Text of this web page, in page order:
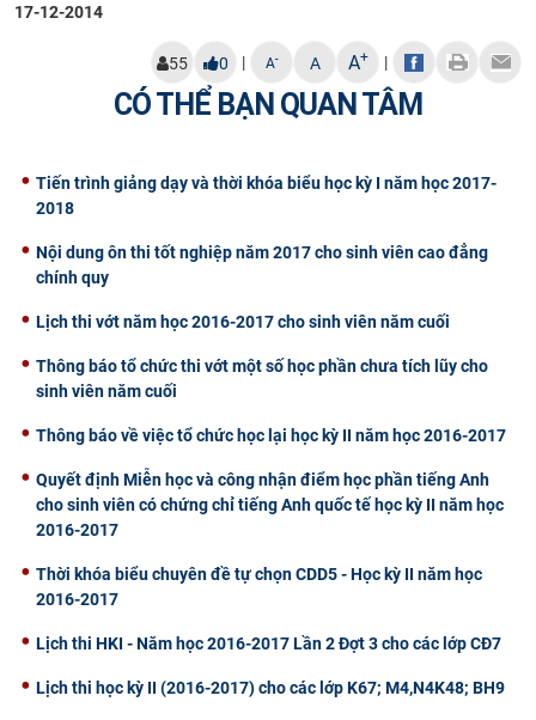
CỰU NGƯỜI HỌC
17-12-2014
55 0 | A- A A+ |
CÓ THỂ BẠN QUAN TÂM
Tiến trình giảng dạy và thời khóa biểu học kỳ I năm học 2017-
2018
Nội dung ôn thi tốt nghiệp năm 2017 cho sinh viên cao đẳng
chính quy
Lịch thi vớt năm học 2016-2017 cho sinh viên năm cuối
Thông báo tổ chức thi vớt một số học phần chưa tích lũy cho
sinh viên năm cuối
Thông báo về việc tổ chức học lại học kỳ II năm học 2016-2017
Quyết định Miễn học và công nhận điểm học phần tiếng Anh
cho sinh viên có chứng chỉ tiếng Anh quốc tế học kỳ II năm học
2016-2017
Thời khóa biểu chuyên đề tự chọn CDD5 - Học kỳ II năm học
2016-2017
Lịch thi HKI - Năm học 2016-2017 Lần 2 Đợt 3 cho các lớp CĐ7
Lịch thi học kỳ II (2016-2017) cho các lớp K67; M4,N4K48; BH9